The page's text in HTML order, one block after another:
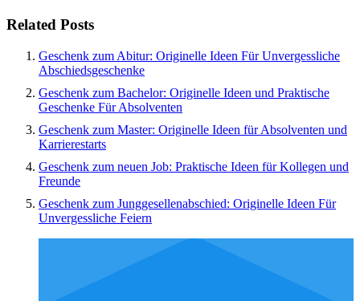
Related Posts
Geschenk zum Abitur: Originelle Ideen Für Unvergessliche
Abschiedsgeschenke
Geschenk zum Bachelor: Originelle Ideen und Praktische
Geschenke Für Absolventen
Geschenk zum Master: Originelle Ideen für Absolventen und
Karrierestarts
Geschenk zum neuen Job: Praktische Ideen für Kollegen und
Freunde
Geschenk zum Junggesellenabschied: Originelle Ideen Für
Unvergessliche Feiern